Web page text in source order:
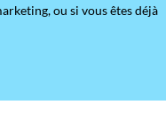
ou si vous êtes déjà